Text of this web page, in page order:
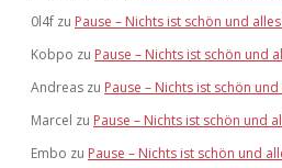
0l4f zu Pause – Nichts ist schön und
Kobpo zu Pause – Nichts ist schön und
Andreas zu Pause – Nichts ist schön
Marcel zu Pause – Nichts ist schön und
Embo zu Pause – Nichts ist schön und